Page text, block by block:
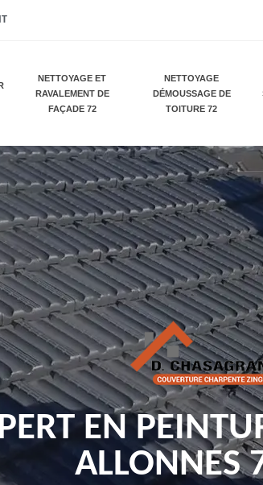
NETTOYAGE ET
RAVALEMENT DE
FAÇADE 72
NETTOYAGE
DÉMOUSSAGE DE
TOITURE 72
EN
ALLONNES